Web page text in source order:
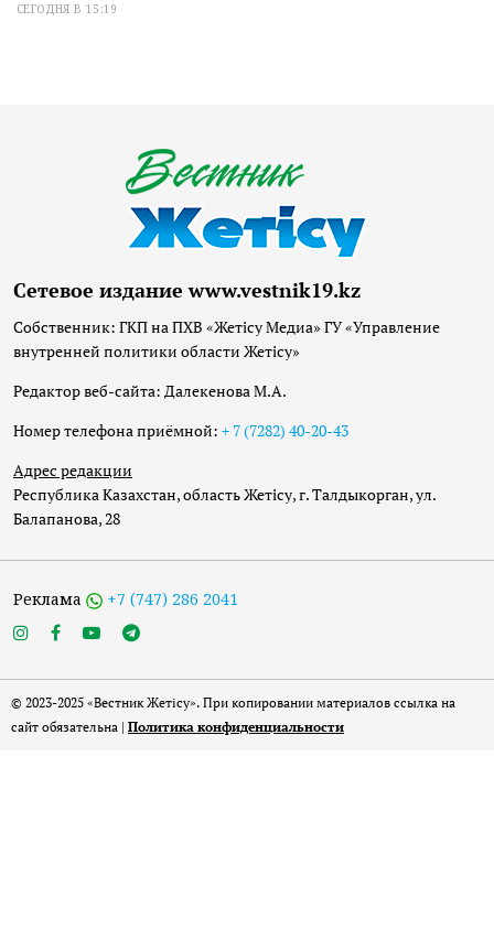
СЕГОДНЯ В 15:19
Сетевое издание www.vestnik19.kz
Собственник: ГКП на ПХВ «Жетісу Медиа» ГУ «Управление
внутренней политики области Жетісу»
Редактор веб-сайта: Далекенова М.А.
Номер телефона приёмной: + 7 (7282) 40-20-43
Адрес редакции
Республика Казахстан, область Жетісу, г. Талдыкорган, ул.
Балапанова, 28
Реклама +7 (747) 286 2041
© 2023-2025 «Вестник Жетісу». При копировании материалов ссылка на
сайт обязательна | Политика конфиденциальности